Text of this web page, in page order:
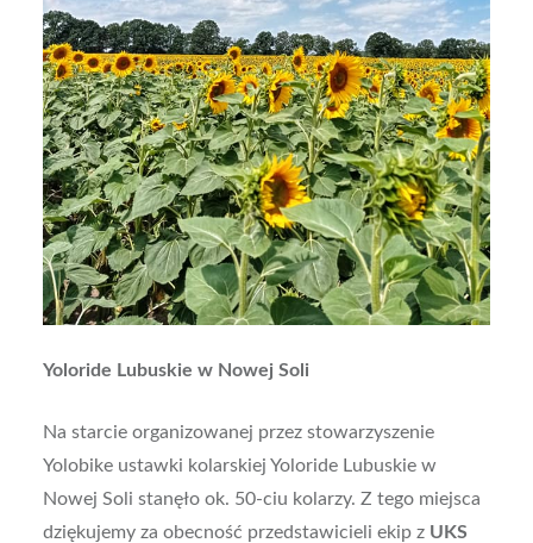
Yoloride Lubuskie w Nowej Soli
Na starcie organizowanej przez stowarzyszenie
Yolobike ustawki kolarskiej Yoloride Lubuskie w
Nowej Soli stanęło ok. 50-ciu kolarzy. Z tego miejsca
dziękujemy za obecność przedstawicieli ekip z UKS